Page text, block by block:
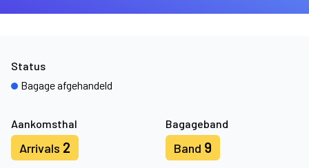
Aankomsthal
Arrivals 2
Bagageband
Band 9
Status
Bagage afgehandeld